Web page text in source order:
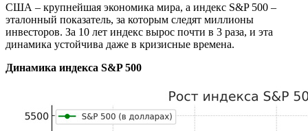
США – крупнейшая экономика мира, а индекс S&P 500 –
эталонный показатель, за которым следят миллионы
инвесторов. За 10 лет индекс вырос почти в 3 раза, и эта
динамика устойчива даже в кризисные времена.
Динамика индекса S&P 500